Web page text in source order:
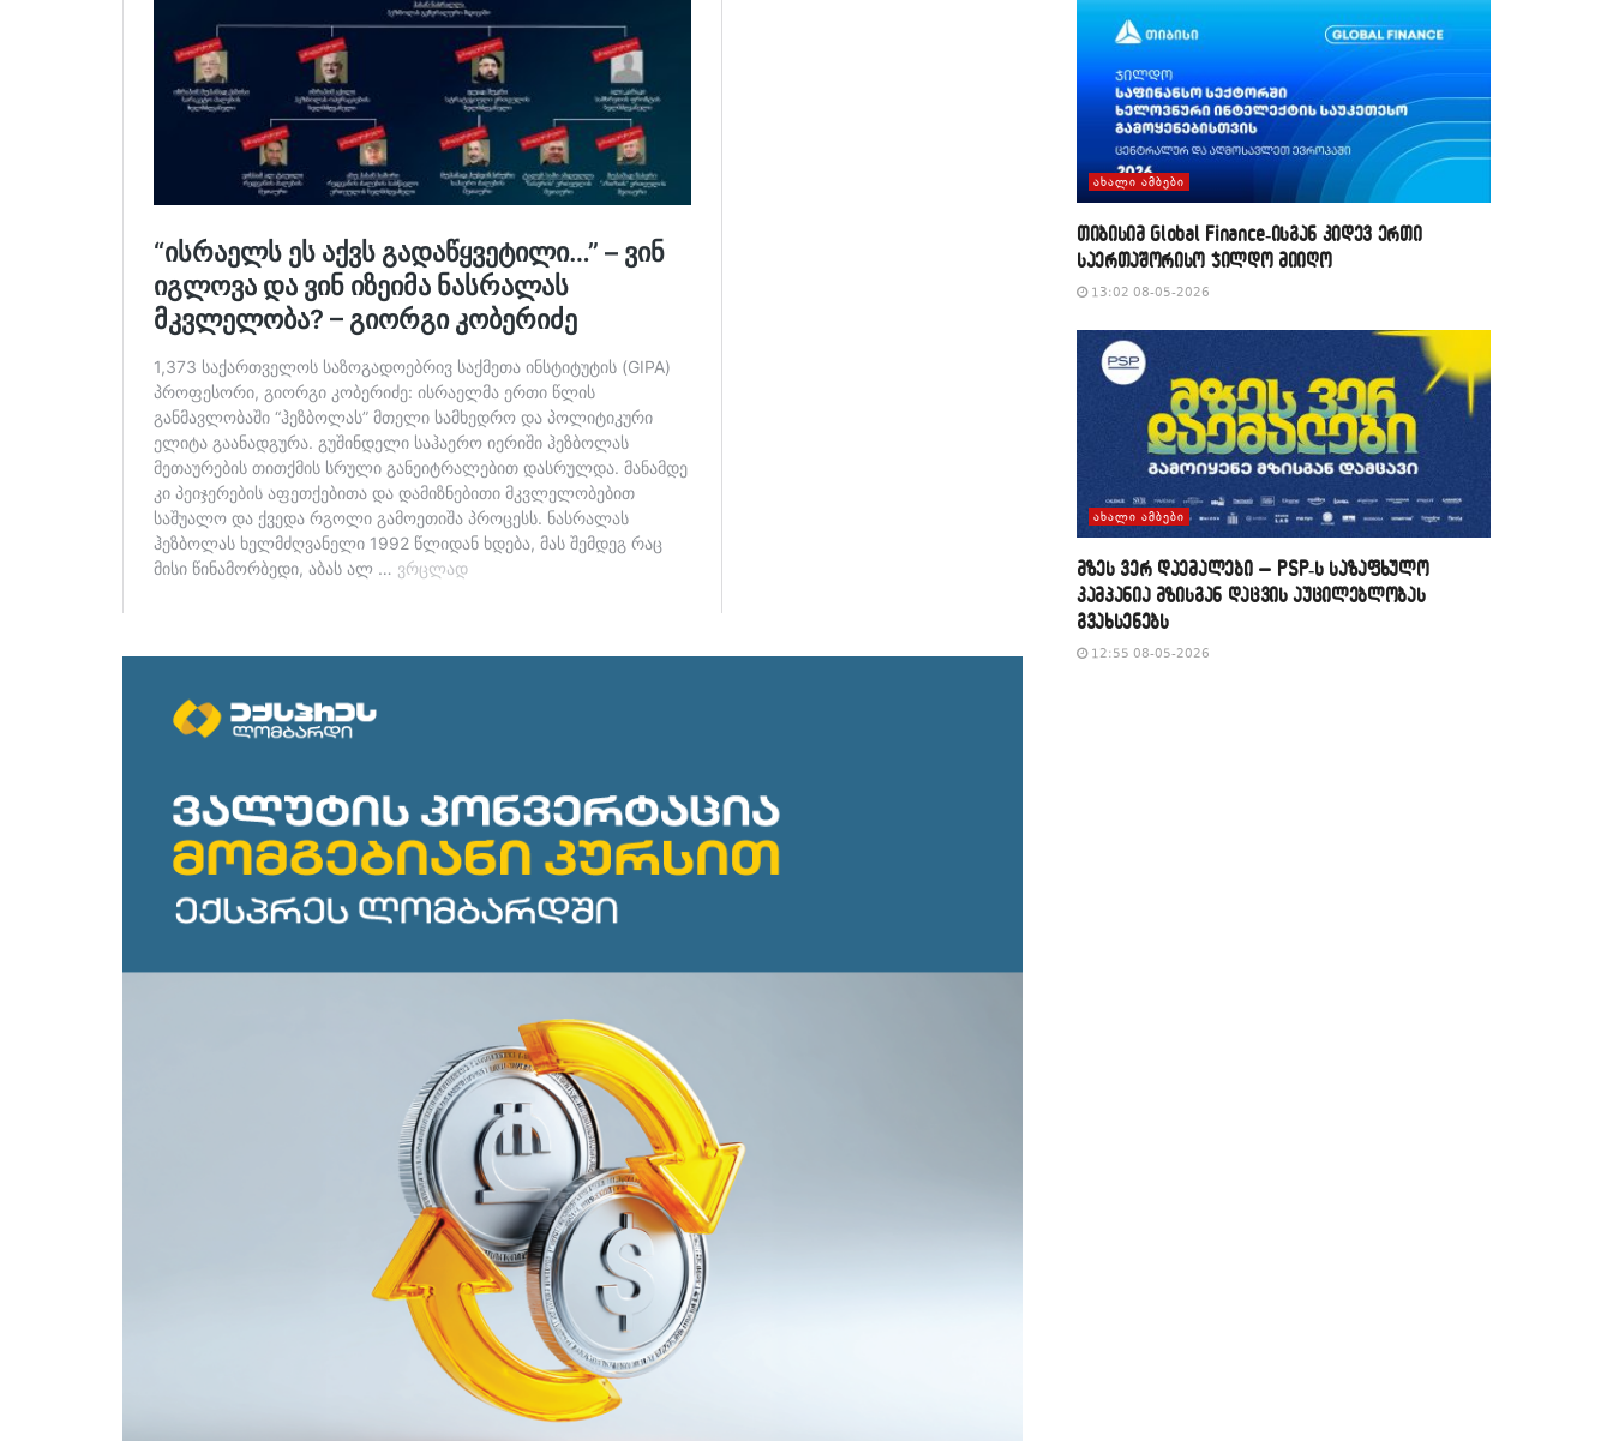
ᲐᲮᲐᲚᲘ ᲐᲛᲑᲔᲑᲘ
თიბისიმ Global Finance-ისგან კიდევ ერთი
საერთაშორისო ჯილდო მიიღო
13:02 08-05-2026
ᲐᲮᲐᲚᲘ ᲐᲛᲑᲔᲑᲘ
მზეს ვერ დაემალები – PSP-ს საზაფხულო
კამპანია მზისგან დაცვის აუცილებლობას
გვახსენებს
12:55 08-05-2026